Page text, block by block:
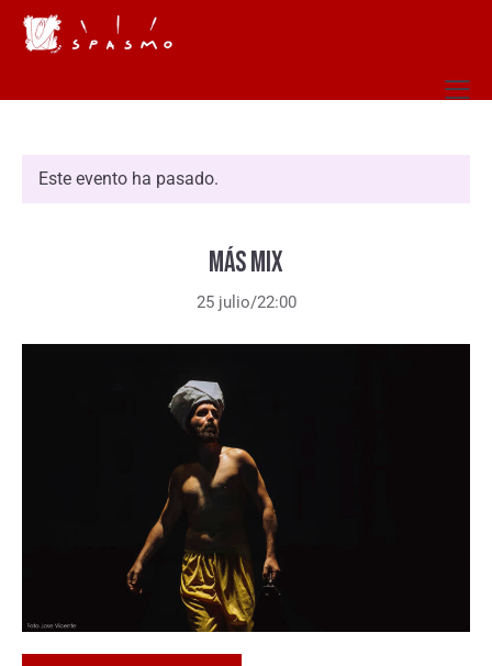
Este evento ha pasado.
MÁS MIX
25 julio/22:00